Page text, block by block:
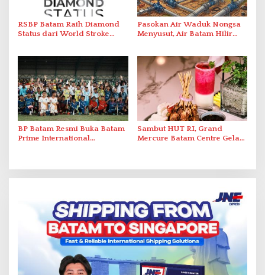
RSBP Batam Raih Diamond
Status dari World Stroke
Berstandar Internasional
Pasokan Air Waduk Nongsa
Menyusut, Air Batam Hilir
BP Batam Resmi Buka Batam
Prime International
Sambut HUT RI, Grand
Mercure Batam Centre Gelar